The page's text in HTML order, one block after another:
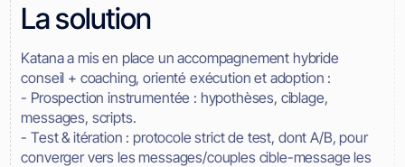
La solution
Katana a mis en place un accompagnement hybride
conseil + coaching, orienté exécution et adoption :
- Prospection instrumentée : hypothèses, ciblage,
messages, scripts.
- Test & itération : protocole strict de test, dont A/B, pour
converger vers les messages/couples cible-message les